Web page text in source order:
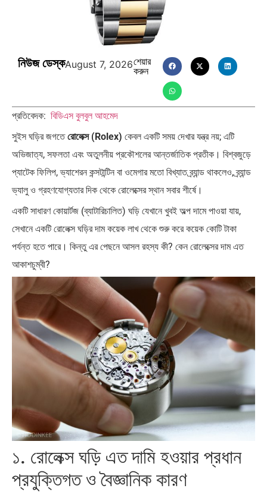
এশিয়ান সেঞ্চুরির দ্বৈরথ: চীন-ভারতের
পাকিস্তান, চীন ও বাংলাদেশ: তিন…
নিউজ ডেস্কAugust 7, 2026শেয়ার
করুন
প্রতিবেদক: বিডিএস বুলবুল আহমেদ
সুইস ঘড়ির জগতেরোলেক্স (Rolex) কেবল একটি সময় দেখার যন্ত্র নয়; এটি
অভিজাত্য, সফলতা এবং অতুলনীয় প্রকৌশলের আন্তর্জাতিক প্রতীক। বিশ্বজুড়ে
প্যাটেক ফিলিপ, ভ্যাশেরন কন্সটান্টিন বা ওমেগার মতো বিখ্যাত ব্র্যান্ড থাকলেও, ব্র্যান্ড
ভ্যালু ও গ্রহণযোগ্যতার দিক থেকে রোলেক্সের স্থান সবার শীর্ষে।
একটি সাধারণ কোয়ার্টজ (ব্যাটারিচালিত) ঘড়ি যেখানে খুবই অল্প দামে পাওয়া যায়,
সেখানে একটি রোলেক্স ঘড়ির দাম কয়েক লাখ থেকে শুরু করে কয়েক কোটি টাকা
পর্যন্ত হতে পারে। কিন্তু এর পেছনে আসল রহস্য কী? কেন রোলেক্সের দাম এত
আকাশচুম্বী?
১. রোলেক্স ঘড়ি এত দামি হওয়ার প্রধান
প্রযুক্তিগত ও বৈজ্ঞানিক কারণ